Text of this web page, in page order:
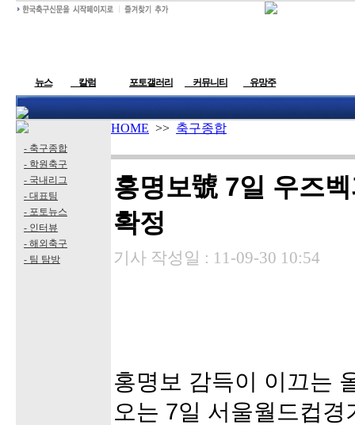
뉴스 칼럼 포토갤러리 커뮤니티 유망주
- 축구종합
- 학원축구
- 국내리그
- 대표팀
- 포토뉴스
- 인터뷰
- 해외축구
- 팀 탐방
HOME >> 축구종합
홍명보號 7일 우즈
확정
기사 작성일 : 11-09-30 10:54
홍명보 감득이 이끄는
오는 7일 서울월드컵